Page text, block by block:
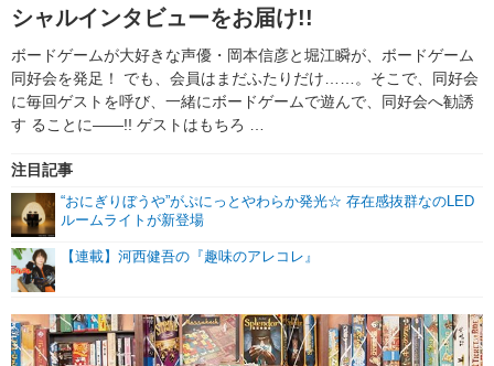
声優
舞台 新帝スタ
動画
連載・ブログ一覧
編集部ブログ・お知らせ
シャルインタビューをお届け!!
ボードゲームが大好きな声優・岡本信彦と堀江瞬が、ボードゲーム
同好会を発足！ でも、会員はまだふたりだけ……。そこで、同好会
に毎回ゲストを呼び、一緒にボードゲームで遊んで、同好会へ勧誘
す ることに――!! ゲストはもちろ …
注目記事
“おにぎりぼうや”がぷにっとやわらか発光☆ 存在感抜群なのLED
ルームライトが新登場
【連載】河西健吾の『趣味のアレコレ』